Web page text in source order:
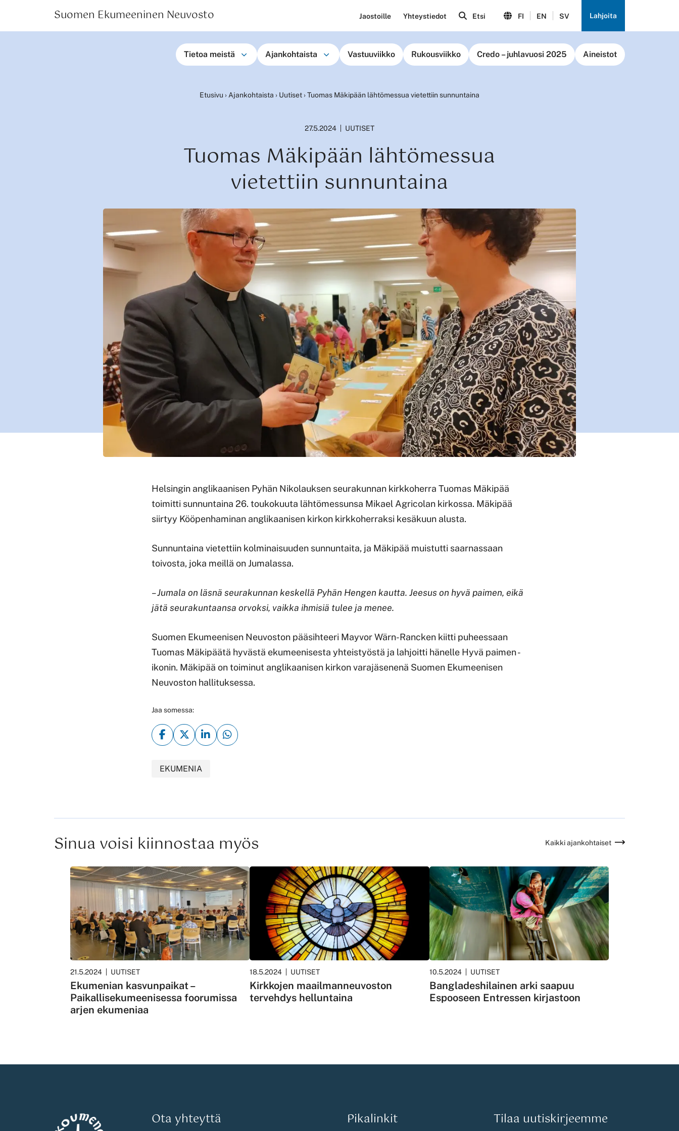
Suomen Ekumeeninen Neuvosto Jaostoille Yhteystiedot Etsi FI EN SV Lahjoita
Tietoa meistä Ajankohtaista Vastuuviikko Rukousviikko Credo – juhlavuosi 2025 Aineistot
Etusivu › Ajankohtaista › Uutiset›Tuomas Mäkipään lähtömessua vietettiin sunnuntaina
27.5.2024 UUTISET
Tuomas Mäkipään lähtömessua
vietettiin sunnuntaina
Helsingin anglikaanisen Pyhän Nikolauksen seurakunnan kirkkoherra Tuomas Mäkipää
toimitti sunnuntaina 26. toukokuuta lähtömessunsa Mikael Agricolan kirkossa. Mäkipää
siirtyy Kööpenhaminan anglikaanisen kirkon kirkkoherraksi kesäkuun alusta.
Sunnuntaina vietettiin kolminaisuuden sunnuntaita, ja Mäkipää muistutti saarnassaan
toivosta, joka meillä on Jumalassa.
– Jumala on läsnä seurakunnan keskellä Pyhän Hengen kautta. Jeesus on hyvä paimen, eikä
jätä seurakuntaansa orvoksi, vaikka ihmisiä tulee ja menee.
Suomen Ekumeenisen Neuvoston pääsihteeri Mayvor Wärn-Rancken kiitti puheessaan
Tuomas Mäkipäätä hyvästä ekumeenisesta yhteistyöstä ja lahjoitti hänelle Hyvä paimen -
ikonin. Mäkipää on toiminut anglikaanisen kirkon varajäsenenä Suomen Ekumeenisen
Neuvoston hallituksessa.
Jaa somessa:
EKUMENIA
Sinua voisi kiinnostaa myös Kaikki ajankohtaiset
21.5.2024 UUTISET
Ekumenian kasvunpaikat –
Paikallisekumeenisessa foorumissa
arjen ekumeniaa
18.5.2024 UUTISET
Kirkkojen maailmanneuvoston
tervehdys helluntaina
10.5.2024 UUTISET
Bangladeshilainen arki saapuu
Espooseen Entressen kirjastoon
Ota yhteyttä Pikalinkit Tilaa uutiskirjeemme